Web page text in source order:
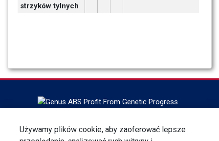
strzyków tylnych
Używamy plików cookie, aby zaoferować lepsze
world leader in bovine genetics, reproduction services and